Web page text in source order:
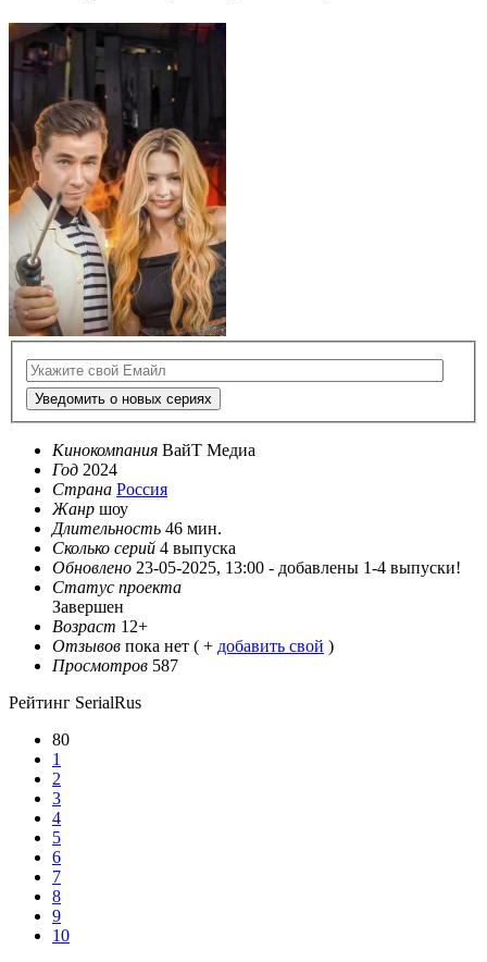
Уведомить о новых сериях
Кинокомпания ВайТ Медиа
Год 2024
Страна Россия
Жанр шоу
Длительность 46 мин.
Сколько серий 4 выпуска
Обновлено 23-05-2025, 13:00 - добавлены 1-4 выпуски!
Статус проекта
Завершен
Возраст 12+
Отзывов пока нет ( + добавить свой )
Просмотров 587
Рейтинг SerialRus
80
1
2
3
4
5
6
7
8
9
10